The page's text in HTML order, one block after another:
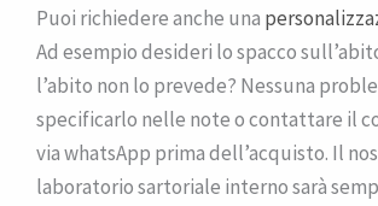
Puoi richiedere anche una
Ad esempio desideri lo spacco
l’abito non lo prevede? Nessuna
specificarlo nelle note o contattare il
via whatsApp prima dell’acquisto. Il
laboratorio sartoriale interno sarà